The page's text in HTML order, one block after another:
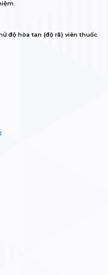
độ hòa tan (độ rã) viên thuốc